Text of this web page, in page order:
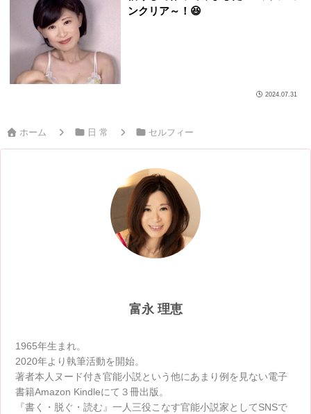
ンクリア～！😆
2024.07.31
ホーム 日 常 セルフィー
富永 理恵
1965年生まれ。
2020年より執筆活動を開始。
著者本人ヌード付き官能小説という他にあまり例を見ない電子
書籍Amazon Kindleにて３冊出版。
『書く・脱ぐ・読む』一人三役こなす官能小説家としてSNSで